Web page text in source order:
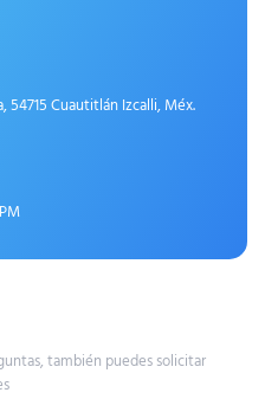
54715 Cuautitlán Izcalli, Méx.
también puedes solicitar